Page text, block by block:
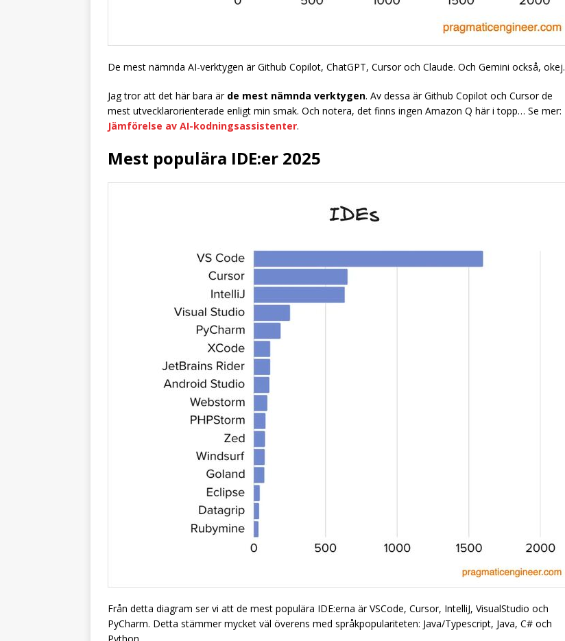
De mest nämnda AI-verktygen är Github Copilot, ChatGPT, Cursor och Claude. Och Gemini också, okej.
Jag tror att det här bara är de mest nämnda verktygen. Av dessa är Github Copilot och Cursor de
mest utvecklarorienterade enligt min smak. Och notera, det finns ingen Amazon Q här i topp… Se mer:
Jämförelse av AI-kodningsassistenter.
Mest populära IDE:er 2025
Från detta diagram ser vi att de mest populära IDE:erna är VSCode, Cursor, IntelliJ, VisualStudio och
PyCharm. Detta stämmer mycket väl överens med språkpopulariteten: Java/Typescript, Java, C# och